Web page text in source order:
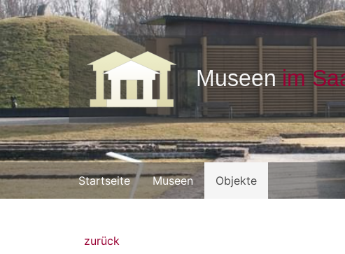
Startseite Museen Objekte
zurück